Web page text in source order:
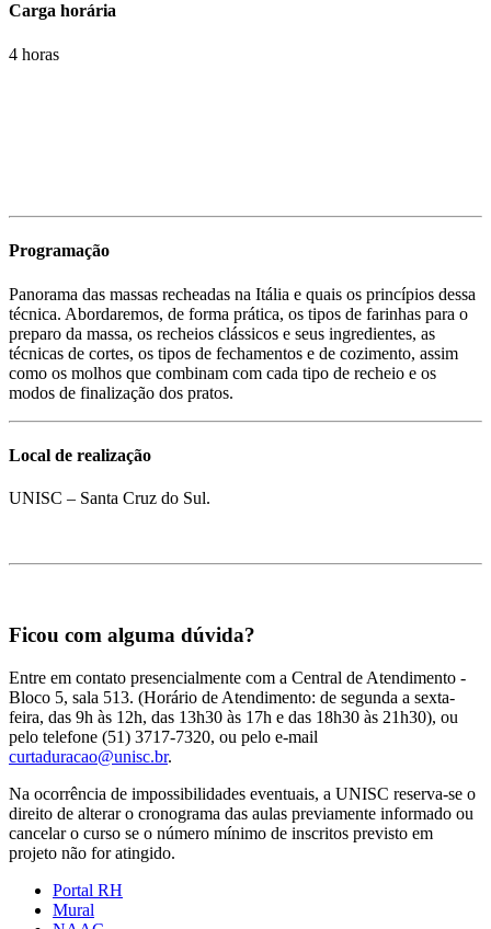
Carga horária
4 horas
Programação
Panorama das massas recheadas na Itália e quais os princípios dessa
técnica. Abordaremos, de forma prática, os tipos de farinhas para o
preparo da massa, os recheios clássicos e seus ingredientes, as
técnicas de cortes, os tipos de fechamentos e de cozimento, assim
como os molhos que combinam com cada tipo de recheio e os
modos de finalização dos pratos.
Local de realização
UNISC – Santa Cruz do Sul.
Ficou com alguma dúvida?
Entre em contato presencialmente com a Central de Atendimento -
Bloco 5, sala 513. (Horário de Atendimento: de segunda a sexta-
feira, das 9h às 12h, das 13h30 às 17h e das 18h30 às 21h30), ou
pelo telefone (51) 3717-7320, ou pelo e-mail
curtaduracao@unisc.br.
Na ocorrência de impossibilidades eventuais, a UNISC reserva-se o
direito de alterar o cronograma das aulas previamente informado ou
cancelar o curso se o número mínimo de inscritos previsto em
projeto não for atingido.
Portal RH
Mural